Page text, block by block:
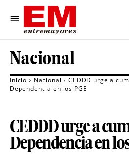
Nacional
Inicio Nacional
CEDDD urge a
Dependencia en los PGE
CEDDD urge a
Dependencia en